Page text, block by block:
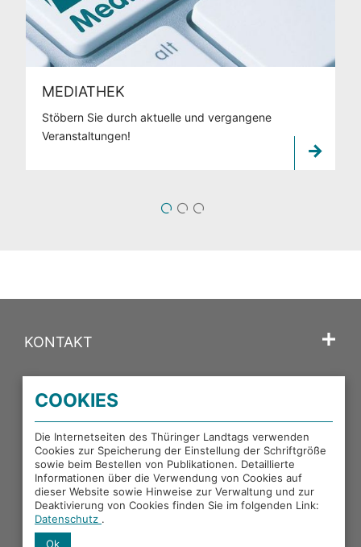
MEDIATHEK
Stöbern Sie durch aktuelle und vergangene
Veranstaltungen!
1 2
KONTAKT
PORTALE DES THÜRINGER LANDTAGS
EXTERNE LINKS
COOKIES
Die Internetseiten des Thüringer Landtags verwenden
Cookies zur Speicherung der Einstellung der Schriftgröße
sowie beim Bestellen von Publikationen. Detaillierte
Informationen über die Verwendung von Cookies auf
dieser Website sowie Hinweise zur Verwaltung und zur
Deaktivierung von Cookies finden Sie im folgenden Link:
Datenschutz .
Ok